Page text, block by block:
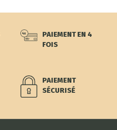
PAIEMENT EN 4
FOIS
PAIEMENT
SÉCURISÉ